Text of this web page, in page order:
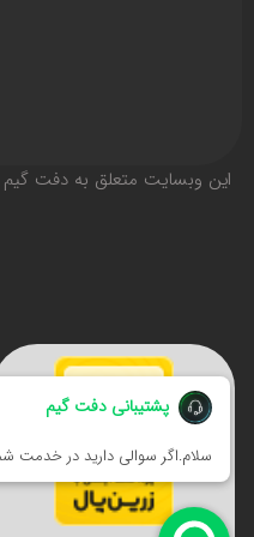
اين وبسايت متعلق به دفت